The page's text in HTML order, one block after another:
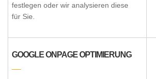
festlegen oder wir analysieren diese
für Sie.
GOOGLE ONPAGE OPTIMIERUNG